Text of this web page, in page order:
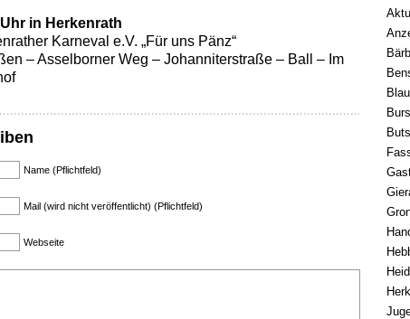
Uhr in Herkenrath
Karneval e.V. „Für uns Pänz“
– Asselborner Weg – Johanniterstraße – Ball – Im
Name (Pflichtfeld)
Mail (wird nicht veröffentlicht) (Pflichtfeld)
Webseite